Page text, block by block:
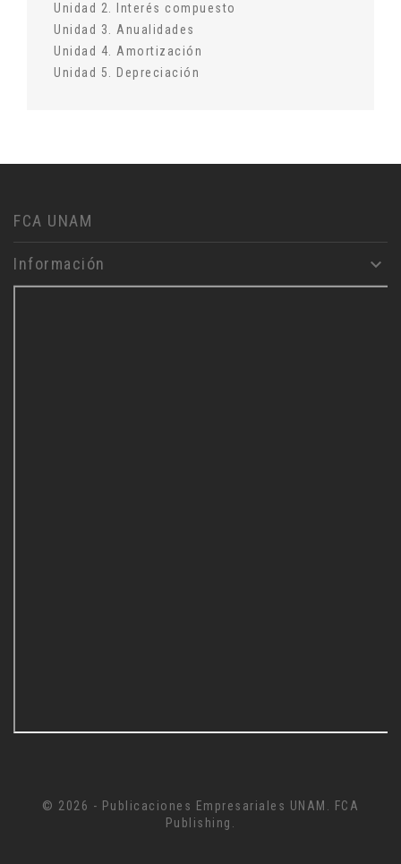
Unidad 2. Interés compuesto
Unidad 3. Anualidades
Unidad 4. Amortización
Unidad 5. Depreciación
FCA UNAM
Información 
© 2026 - Publicaciones Empresariales UNAM. FCA
Publishing.